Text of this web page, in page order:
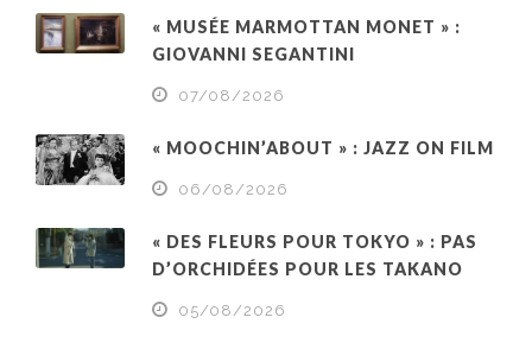
« MUSÉE MARMOTTAN MONET » :
GIOVANNI SEGANTINI
07/08/2026
« MOOCHIN’ABOUT » : JAZZ ON FILM
06/08/2026
« DES FLEURS POUR TOKYO » : PAS
D’ORCHIDÉES POUR LES TAKANO
05/08/2026